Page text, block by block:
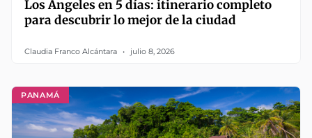
Los Ángeles en 5 días: itinerario completo
para descubrir lo mejor de la ciudad
Claudia Franco Alcántara julio 8, 2026
PANAMÁ